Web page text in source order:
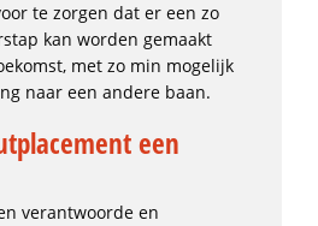
te zorgen dat er een zo
kan worden gemaakt
met zo min mogelijk
naar een andere baan.
een
verantwoorde en